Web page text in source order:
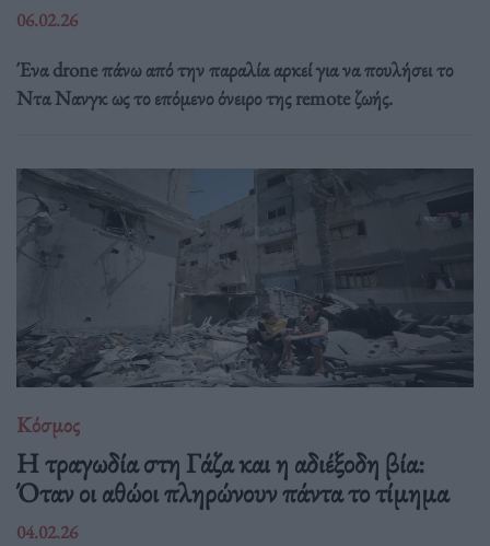
06.02.26
Ένα drone πάνω από την παραλία αρκεί για να πουλήσει το
Ντα Νανγκ ως το επόμενο όνειρο της remote ζωής.
Κόσμος
Η τραγωδία στη Γάζα και η αδιέξοδη βία:
Όταν οι αθώοι πληρώνουν πάντα το τίμημα
04.02.26